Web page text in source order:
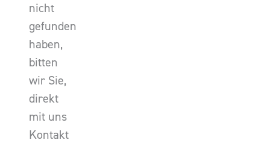
nicht
gefunden
haben,
bitten
wir Sie,
direkt
mit uns
Kontakt